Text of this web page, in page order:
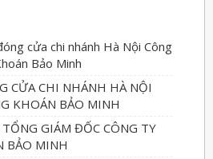
cửa chi nhánh Hà Nội Công
Bảo Minh
CỬA CHI NHÁNH HÀ NỘI
KHOÁN BẢO MINH
GIÁM ĐỐC CÔNG TY
BẢO MINH